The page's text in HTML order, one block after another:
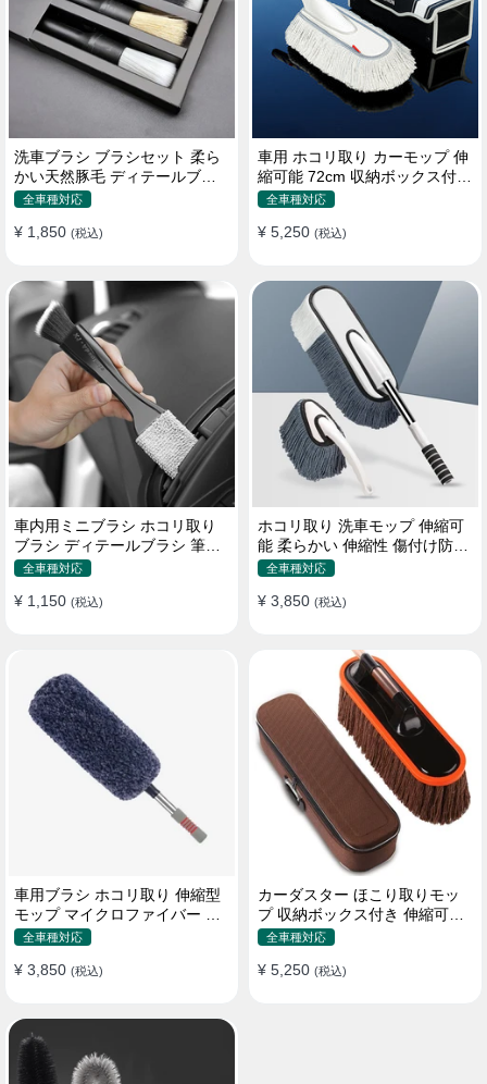
洗車ブラシ ブラシセット 柔ら
かい天然豚毛 ディテールブラ
シ 隙間ブラシ 筆タイプ
全車種対応
¥ 1,850 (税込)
車用 ホコリ取り カーモップ 伸
縮可能 72cm 収納ボックス付き
軽量・コンパクト
全車種対応
¥ 5,250 (税込)
車内用ミニブラシ ホコリ取り
ブラシ ディテールブラシ 筆タ
イプ 車 エアコン吹き出し口
全車種対応
¥ 1,150 (税込)
ホコリ取り 洗車モップ 伸縮可
能 柔らかい 伸縮性 傷付け防止
軽量・コンパクト
全車種対応
¥ 3,850 (税込)
車用ブラシ ホコリ取り 伸縮型
モップ マイクロファイバー 洗
車道具 軽量・コンパクト
全車種対応
¥ 3,850 (税込)
カーダスター ほこり取りモッ
プ 収納ボックス付き 伸縮可能
ワックスブラシ 洗車ブラシ
全車種対応
¥ 5,250 (税込)